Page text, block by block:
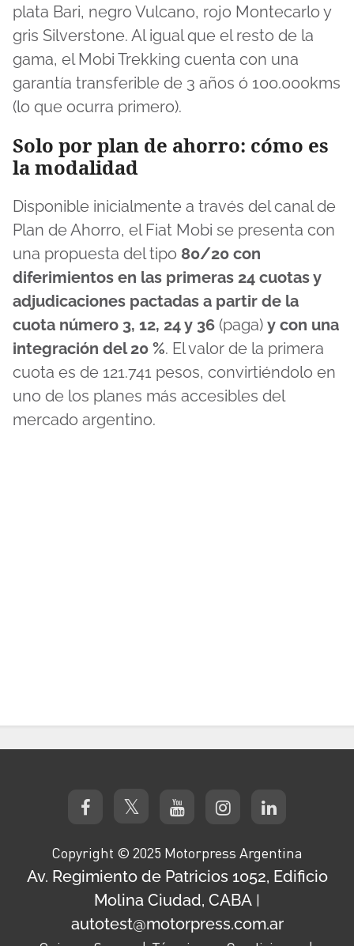
plata Bari, negro Vulcano, rojo Montecarlo y
gris Silverstone. Al igual que el resto de la
gama, el Mobi Trekking cuenta con una
garantía transferible de 3 años ó 100.000kms
(lo que ocurra primero).
Solo por plan de ahorro: cómo es
la modalidad
Disponible inicialmente a través del canal de
Plan de Ahorro, el Fiat Mobi se presenta con
una propuesta del tipo 80/20 con
diferimientos en las primeras 24 cuotas y
adjudicaciones pactadas a partir de la
cuota número 3, 12, 24 y 36 (paga) y con una
integración del 20 %. El valor de la primera
cuota es de 121.741 pesos, convirtiéndolo en
uno de los planes más accesibles del
mercado argentino.
Copyright © 2025 Motorpress Argentina
Av. Regimiento de Patricios 1052, Edificio
Molina Ciudad, CABA |
autotest@motorpress.com.ar